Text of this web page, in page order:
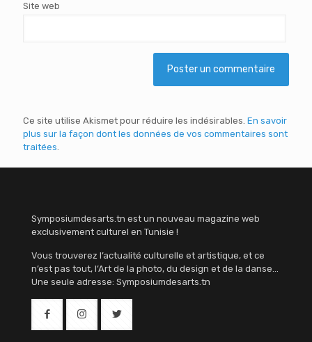
Site web
Ce site utilise Akismet pour réduire les indésirables. En savoir
plus sur la façon dont les données de vos commentaires sont
traitées.
Symposiumdesarts.tn est un nouveau magazine web
exclusivement culturel en Tunisie !
Vous trouverez l’actualité culturelle et artistique, et ce
n’est pas tout, l’Art de la photo, du design et de la danse…
Une seule adresse: Symposiumdesarts.tn